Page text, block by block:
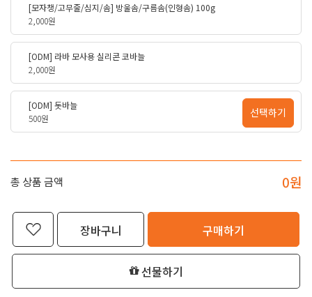
[모자챙/고무줄/심지/솜] 방울솜/구름솜(인형솜) 100g
2,000원
[ODM] 라바 모사용 실리콘 코바늘
2,000원
[ODM] 돗바늘
500원
선택하기
총 상품 금액 0원
장바구니 구매하기
선물하기